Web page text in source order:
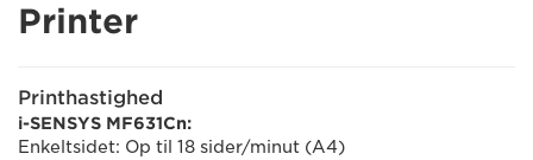
Printer
Printhastighed
i-SENSYS MF631Cn:
Enkeltsidet: Op til 18 sider/minut (A4)